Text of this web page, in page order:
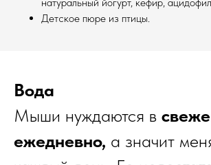
Детское пюре из птицы.
Вода
Мыши нуждаются в
ежедневно, а значит